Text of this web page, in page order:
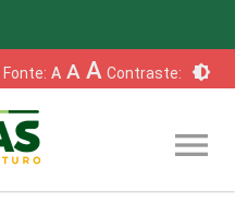
Fonte: A A A Contraste: brightness_6
menu